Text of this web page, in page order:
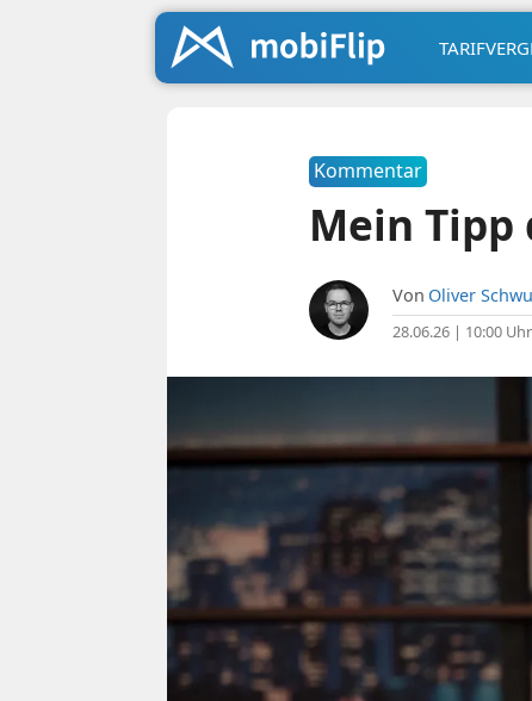
Kommentar
Mein Tipp
Von Oliver
28.06.26 | 10:00 Uhr